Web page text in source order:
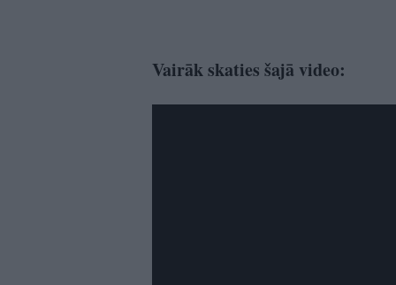
Vairāk skaties šajā video: